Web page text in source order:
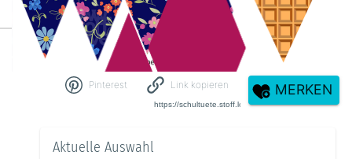
Pinterest Link kopieren MERKEN
Aktuelle Auswahl